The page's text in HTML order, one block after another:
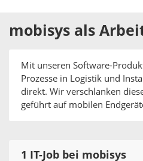
mobisys als
Mit unseren Software-
Prozesse in Logistik und
direkt. Wir verschlanken
geführt auf mobilen
1 IT-Job bei mobisys